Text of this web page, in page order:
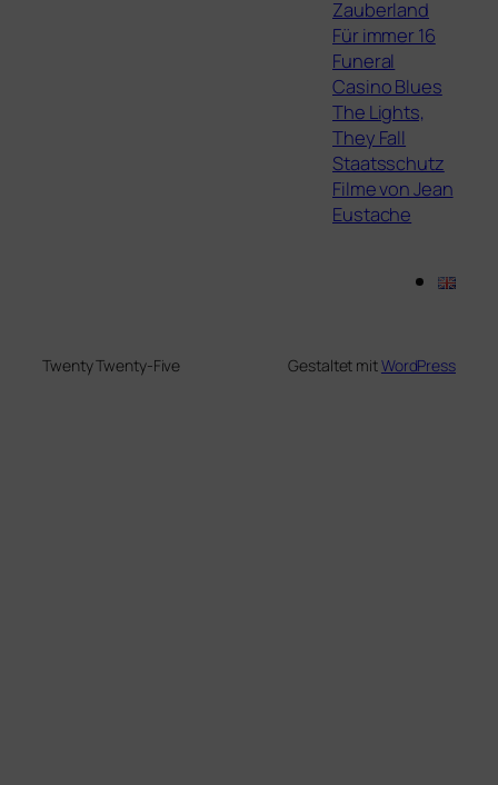
Zauberland
Für immer 16
Funeral
Casino Blues
The Lights,
They Fall
Staatsschutz
Filme von Jean
Eustache
Twenty Twenty-Five Gestaltet mitWordPress